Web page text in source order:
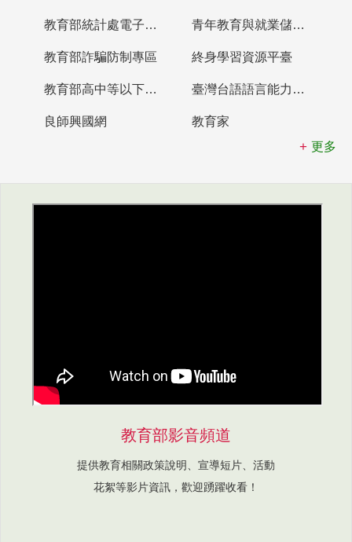
教育部統計處電子書櫃 青年教育與就業儲蓄帳戶
教育部詐騙防制專區 終身學習資源平臺
教育部高中等以下學校及幼兒園教師資格檢定考試 臺灣台語語言能力認證網站
良師興國網
教育家
更多
教育部影音頻道
提供教育相關政策說明、宣導短片、活動
花絮等影片資訊，歡迎踴躍收看！